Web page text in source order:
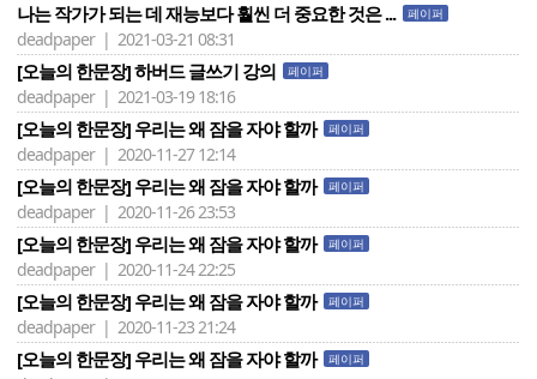
나는 작가가 되는 데 재능보다 훨씬 더 중요한 것은 ... 페이퍼
deadpaper | 2021-03-21 08:31
[오늘의 한문장] 하버드 글쓰기 강의 페이퍼
deadpaper | 2021-03-19 18:16
[오늘의 한문장] 우리는 왜 잠을 자야 할까 페이퍼
deadpaper | 2020-11-27 12:14
[오늘의 한문장] 우리는 왜 잠을 자야 할까 페이퍼
deadpaper | 2020-11-26 23:53
[오늘의 한문장] 우리는 왜 잠을 자야 할까 페이퍼
deadpaper | 2020-11-24 22:25
[오늘의 한문장] 우리는 왜 잠을 자야 할까 페이퍼
deadpaper | 2020-11-23 21:24
[오늘의 한문장] 우리는 왜 잠을 자야 할까 페이퍼